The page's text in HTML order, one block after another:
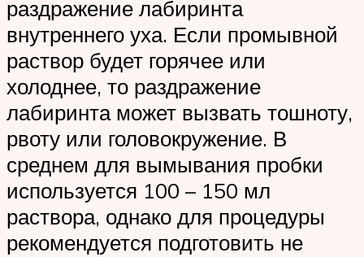
раздражение лабиринта
внутреннего уха. Если промывной
раствор будет горячее или
холоднее, то раздражение
лабиринта может вызвать тошноту,
рвоту или головокружение. В
среднем для вымывания пробки
используется 100 – 150 мл
раствора, однако для процедуры
рекомендуется подготовить не